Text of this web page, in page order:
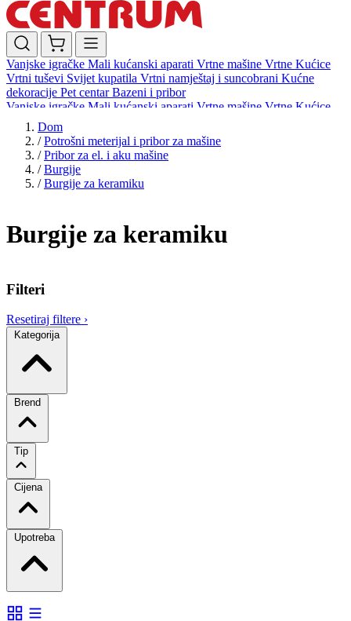
Vanjske igračke Mali kućanski aparati Vrtne mašine Vrtne Kućice
Vrtni tuševi Svijet kupatila Vrtni namještaj i suncobrani Kućne
dekoracije Pet centarBazeni i pribor
Vanjske igračke Mali kućanski aparati Vrtne mašine Vrtne Kućice
Vrtni tuševi
dekoracijePet centar Bazeni i pribor
Dom
/ Potrošni meterijal i pribor za mašine
/ Pribor za el. i aku mašine
/ Burgije
/ Burgije za keramiku
Burgije za keramiku
Filteri
Resetiraj filtere ›
Kategorija
Brend
Tip
Cijena
Upotreba